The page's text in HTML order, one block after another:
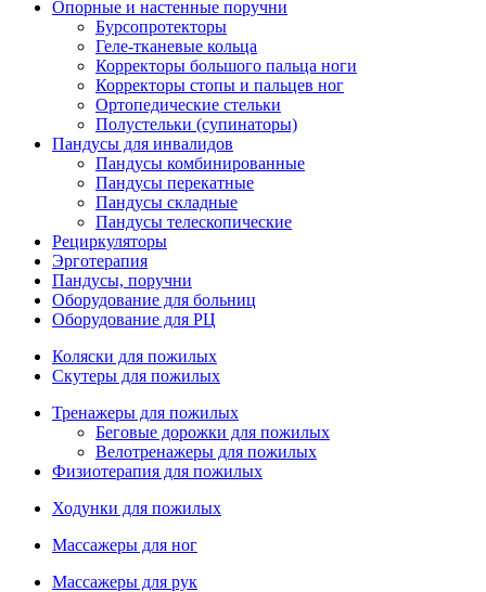
Опорные и настенные поручни
Бурсопротекторы
Геле-тканевые кольца
Корректоры большого пальца ноги
Корректоры стопы и пальцев ног
Ортопедические стельки
Полустельки (супинаторы)
Пандусы для инвалидов
Пандусы комбинированные
Пандусы перекатные
Пандусы складные
Пандусы телескопические
Рециркуляторы
Эрготерапия
Пандусы, поручни
Оборудование для больниц
Оборудование для РЦ
Коляски для пожилых
Скутеры для пожилых
Тренажеры для пожилых
Беговые дорожки для пожилых
Велотренажеры для пожилых
Физиотерапия для пожилых
Ходунки для пожилых
Массажеры для ног
Массажеры для рук